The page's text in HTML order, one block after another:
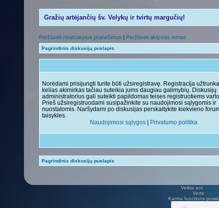
Gražių artėjančių šv. Velykų ir tvirtų margučių!
Peržiūrėti neatsakytus pranešimus | Peržiūrėti aktyvias temas
Pagrindinis diskusijų puslapis
Norėdami prisijungti turite būti užsiregistravę. Registracija
kelias akimirkas tačiau suteikia jums daugiau galimybių. Diskusijų
administratorius gali suteikti papildomas teises registruotiems
Prieš užsiregistruodami susipažinkite su naudojimosi sąlygomis ir
nuostatomis. Naršydami po diskusijas perskaitykite kiekvieno
taisykles.
Naudojimosi sąlygos | Privatumo politika
Pagrindinis diskusijų puslapis
Veikia ant
Vertė Vilius
Karma functions